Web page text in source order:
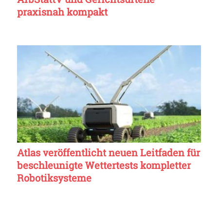
praxisnah kompakt
Atlas veröffentlicht neuen Leitfaden für
beschleunigte Wettertests kompletter
Robotiksysteme